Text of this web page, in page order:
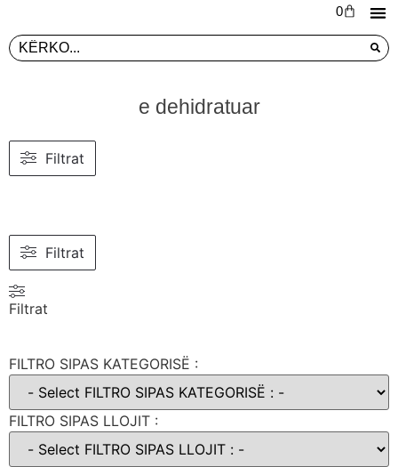
0
e dehidratuar
Filtrat
Filtrat
Filtrat
FILTRO SIPAS KATEGORISË :
FILTRO SIPAS LLOJIT :